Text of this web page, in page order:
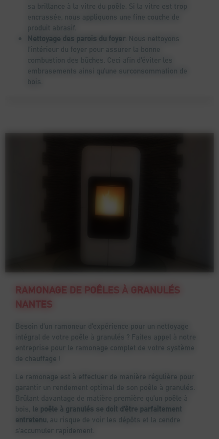
sa brillance à la vitre du poêle. Si la vitre est trop
encrassée, nous appliquons une fine couche de
produit abrasif.
Nettoyage des parois du foyer. Nous nettoyons
l’intérieur du foyer pour assurer la bonne
combustion des bûches. Ceci afin d’éviter les
embrasements ainsi qu’une surconsommation de
bois.
Nettoyage extérieur. Garder un poêle à bois propre
est préférable pour son aspect décoratif.
incrusté sur les parois de l’évacuation. Cette
opération est cruciale pour assurer la bonne
RAMONAGE DE POÊLES À GRANULÉS
NANTES
Besoin d’un ramoneur d’expérience pour un nettoyage
intégral de votre poêle à granulés ? Faites appel à notre
entreprise pour le ramonage complet de votre système
de chauffage !
Le ramonage est à effectuer de manière régulière pour
garantir un rendement optimal de son poêle à granulés.
Brûlant davantage de matière première qu’un poêle à
bois, le poêle à granulés se doit d’être parfaitement
entretenu, au risque de voir les dépôts et la cendre
s’accumuler rapidement.